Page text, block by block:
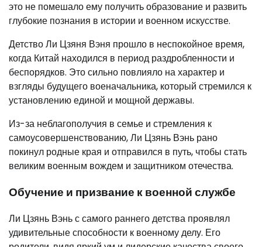
это не помешало ему получить образование и развить
глубокие познания в истории и военном искусстве.
Детство Ли Цзяня Вэня прошло в неспокойное время,
когда Китай находился в период раздробленности и
беспорядков. Это сильно повлияло на характер и
взгляды будущего военачальника, который стремился к
установлению единой и мощной державы.
Из-за неблагополучия в семье и стремления к
самоусовершенствованию, Ли Цзянь Вэнь рано
покинул родные края и отправился в путь, чтобы стать
великим военным вождем и защитником отечества.
Обучение и призвание к военной службе
Ли Цзянь Вэнь с самого раннего детства проявлял
удивительные способности к военному делу. Его